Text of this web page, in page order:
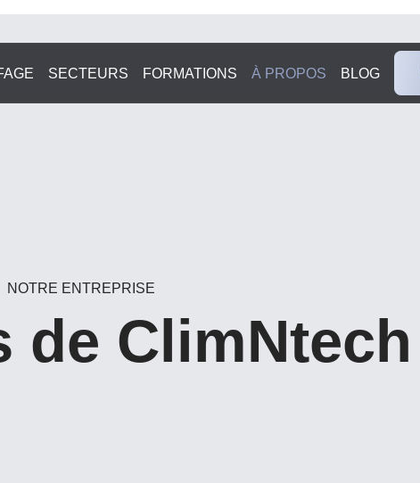
SECTEURS FORMATIONS À PROPOS BLOG
de ClimNtech
NOTRE ENTREPRISE